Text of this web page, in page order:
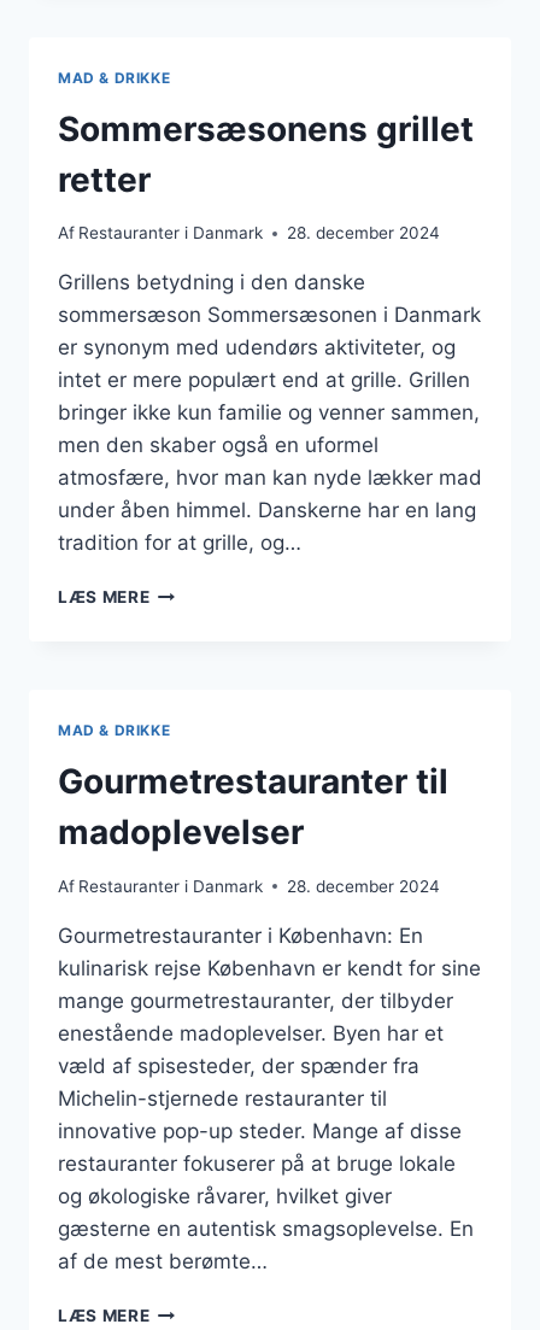
MAD & DRIKKE
Sommersæsonens grillet
retter
Af Restauranter i Danmark 28. december 2024
Grillens betydning i den danske
sommersæson Sommersæsonen i Danmark
er synonym med udendørs aktiviteter, og
intet er mere populært end at grille. Grillen
bringer ikke kun familie og venner sammen,
men den skaber også en uformel
atmosfære, hvor man kan nyde lækker mad
under åben himmel. Danskerne har en lang
tradition for at grille, og…
LÆS MERESOMMERSÆSONENS
MAD & DRIKKE
Gourmetrestauranter til
madoplevelser
Af Restauranter i Danmark 28. december 2024
Gourmetrestauranter i København: En
kulinarisk rejse København er kendt for sine
mange gourmetrestauranter, der tilbyder
enestående madoplevelser. Byen har et
væld af spisesteder, der spænder fra
Michelin-stjernede restauranter til
innovative pop-up steder. Mange af disse
restauranter fokuserer på at bruge lokale
og økologiske råvarer, hvilket giver
gæsterne en autentisk smagsoplevelse. En
af de mest berømte…
LÆS MEREGOURMETRESTAURANTER